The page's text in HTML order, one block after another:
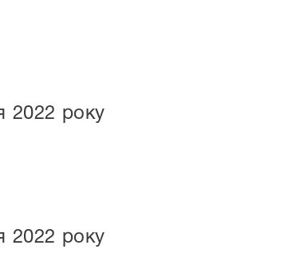
2022 року
2022 року